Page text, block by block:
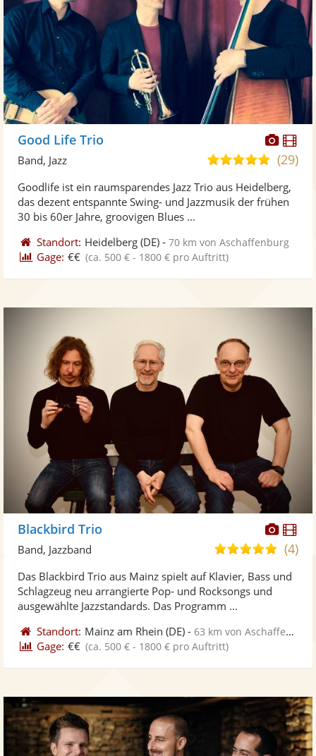
Fotos
Good Life Trio
5,0
5
(29)
Band, Jazz
Goodlife ist ein raumsparendes Jazz Trio aus Heidelberg,
das dezent entspannte Swing- und Jazzmusik der frühen
30 bis 60er Jahre, groovigen Blues ...
Standort: Heidelberg (DE) -70 km von Aschaffenburg
Gage: €€ (ca. 500 € - 1800 € pro Auftritt)
Fotos
Blackbird Trio
5,0
5
(4)
Band, Jazzband
Das Blackbird Trio aus Mainz spielt auf Klavier, Bass und
Schlagzeug neu arrangierte Pop- und Rocksongs und
ausgewählte Jazzstandards. Das Programm ...
Standort: Mainz am Rhein (DE) -63 km von Aschaffenburg
Gage: €€ (ca. 500 € - 1800 € pro Auftritt)